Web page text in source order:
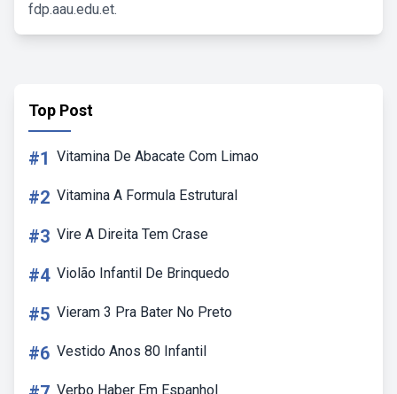
fdp.aau.edu.et.
Top Post
#1 Vitamina De Abacate Com Limao
#2 Vitamina A Formula Estrutural
#3 Vire A Direita Tem Crase
#4 Violão Infantil De Brinquedo
#5 Vieram 3 Pra Bater No Preto
#6 Vestido Anos 80 Infantil
Verbo Haber Em Espanhol